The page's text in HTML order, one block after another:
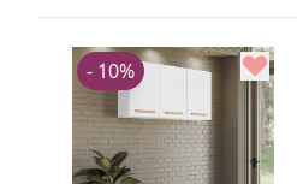
- 10%